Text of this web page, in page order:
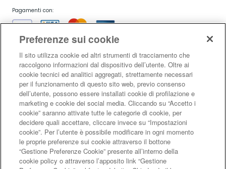
Pagamenti con:
Garanzia:
Condizioni generali di vendita |Condizioni d’uso del sito|Informativa sulla
risoluzione alternativa controversie consumatori - ADR/ODR
Informativa
sulla privacy |Informativa sulla garanzia legale di conformità|Informativa
sul diritto di recesso| Informativa sul RAEE|Informativa sui cookie
di Autoregolamentazione Netcomm |Netcomm Spazio Consumatori
LaFeltrinelli Internet Bookshop S.r.l. - Sede legale e amministrativa Via
Preferenze sui cookie
Il sito utilizza cookie ed altri strumenti di tracciamento che
raccolgono informazioni dal dispositivo dell’utente. Oltre ai
cookie tecnici ed analitici aggregati, strettamente necessari
per il funzionamento di questo sito web, previo consenso
dell’utente, possono essere installati cookie di profilazione e
marketing e cookie dei social media. Cliccando su “Accetto i
cookie” saranno attivate tutte le categorie di cookie, per
decidere quali accettare, cliccare invece su “Impostazioni
cookie”. Per l’utente è possibile modificare in ogni momento
le proprie preferenze sui cookie attraverso il bottone
“Gestione Preferenze Cookie” presente all’interno della
cookie policy o attraverso l’apposito link “Gestione